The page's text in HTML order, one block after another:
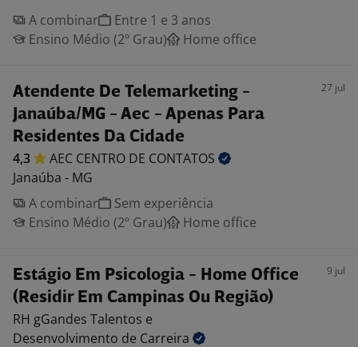
A combinar
Entre 1 e 3 anos
Ensino Médio (2º Grau)
Home office
Atendente De Telemarketing -
Janaúba/MG - Aec - Apenas Para
Residentes Da Cidade
27 jul
4,3 AEC CENTRO DE CONTATOS
Janaúba - MG
A combinar
Sem experiência
Ensino Médio (2º Grau)
Home office
Estágio Em Psicologia - Home Office
(Residir Em Campinas Ou Região)
9 jul
RH gGandes Talentos e
Desenvolvimento de Carreira